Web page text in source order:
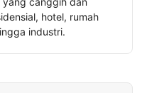
hotel, rumah
industri.